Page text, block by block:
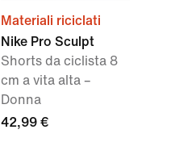
Materiali riciclati
Nike Pro Sculpt
Shorts da ciclista 8
cm a vita alta –
Donna
42,99 €